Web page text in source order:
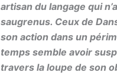
artisan du langage qui
saugrenus. Ceux de
son action dans un
temps semble avoir
travers la loupe de son